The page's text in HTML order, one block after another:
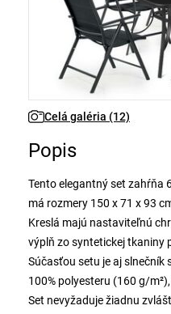
Celá galéria (12)
Popis
Tento elegantný set zahŕňa
má rozmery 150 x 71 x 93
Kreslá majú nastaviteľnú
výplň zo syntetickej tkaniny
Súčasťou setu je aj
100% polyesteru (160 g/
Set nevyžaduje žiadnu